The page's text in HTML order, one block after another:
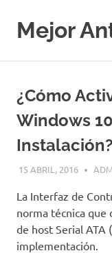
contenido
Mejor
¿Cómo
Windows
Instalación?
15 ABRIL, 2016
La Interfaz de
norma técnica que
de host Serial ATA
implementación.